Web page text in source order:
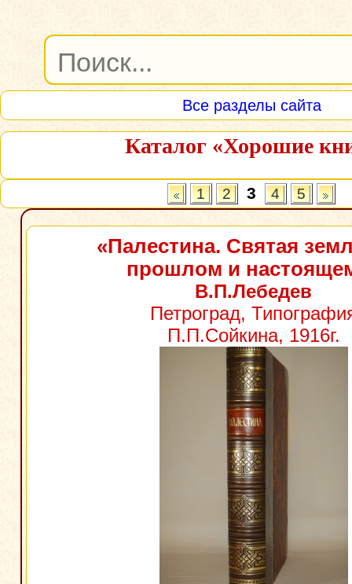
Все разделы сайта
Каталог «Хорошие
1 2 3 4 5
«Палестина. Святая
прошлом и
В.П.Лебедев
Петроград,
П.П.Сойкина, 1916г.